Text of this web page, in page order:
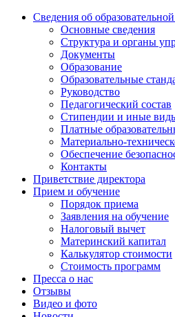
Сведения об
Основные сведения
Структура и органы
Документы
Образование
Образовательные
Руководство
Педагогический состав
Стипендии и иные
Платные
Материально-
Обеспечение
Контакты
Приветствие директора
Прием и обучение
Порядок приема
Заявления на обучение
Налоговый вычет
Материнский капитал
Калькулятор стоимости
Стоимость программ
Пресса о нас
Отзывы
Видео и фото